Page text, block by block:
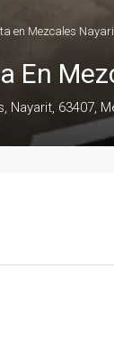
en Mezcales
En
Nayarit, 63407,